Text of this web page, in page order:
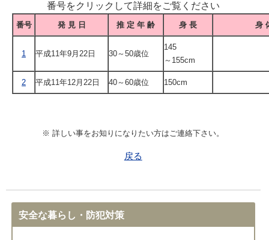
番号をクリックして詳細をご覧ください
番号 発 見 日 推 定 年 齢 身 長 身
1 平成11年9月22日 30～50歳位
145
～155cm
2 平成11年12月22日 40～60歳位 150cm
※ 詳しい事をお知りになりたい方はご連絡下さい。
戻る
安全な暮らし・防犯対策